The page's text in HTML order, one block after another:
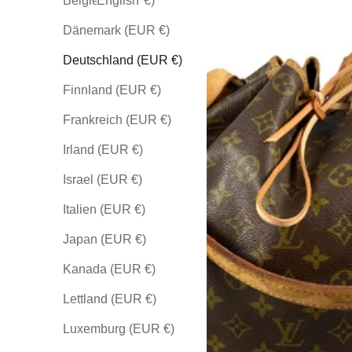
Dänemark (EUR €)
Deutschland (EUR €)
Finnland (EUR €)
Frankreich (EUR €)
Irland (EUR €)
Israel (EUR €)
Italien (EUR €)
Japan (EUR €)
Kanada (EUR €)
Lettland (EUR €)
Luxemburg (EUR €)